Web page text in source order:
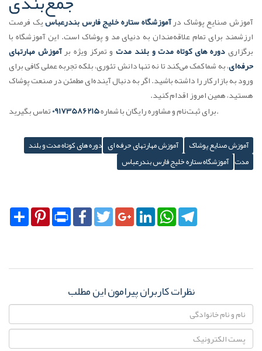
آموزش صنایع پوشاک درآموزشگاه ستاره خلیج فارس بندرعباسیک فرصت
ارزشمند برای تمام علاقه‌مندان به دنیای مد و پوشاک است. این آموزشگاه با
برگزاریدوره های کوتاه مدت و بلند مدتو تمرکز ویژه برآموزش مهارتهای
حرفه‌ای، به شما کمک می‌کند تا نه تنها دانش تئوری، بلکه تجربه عملی کافی برای
ورود به بازار کار را داشته باشید. اگر به دنبال آینده‌ای مطمئن در صنعت پوشاک
هستید، همین امروز اقدام کنید.
برای ثبت‌نام و مشاوره رایگان با شماره09173586215 تماس بگیرید.
آموزش صنایع پوشاک آموزش مهارتهای حرفه ای دوره های کوتاه مدت و بلند
مدت آموزشگاه ستاره خلیج فارس بندرعباس
Share PinterestPrint FacebookTwitterGoogle+LinkedInWhatsApp
نظرات کاربران پیرامون این مطلب